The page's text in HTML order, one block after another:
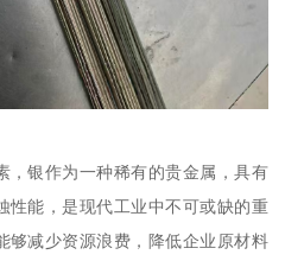
，银作为一种稀有的贵金属，具有
性能，是现代工业中不可或缺的重
够减少资源浪费，降低企业原材料